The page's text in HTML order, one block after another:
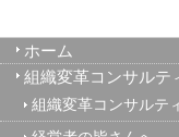
ホーム
組織変革コンサルテ
組織変革コンサルテ